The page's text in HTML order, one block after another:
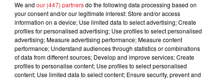
FIL D'ACTUS
We and our (447) partnersdo the following data processing based on
your consent and/or our legitimate interest: Store and/or access
information on a device; Use limited data to select advertising; Create
profiles for personalised advertising; Use profiles to select personalised
advertising; Measure advertising performance; Measure content
performance; Understand audiences through statistics or combinations
of data from different sources; Develop and improve services; Create
profiles to personalise content; Use profiles to select personalised
content; Use limited data to select content; Ensure security, prevent and